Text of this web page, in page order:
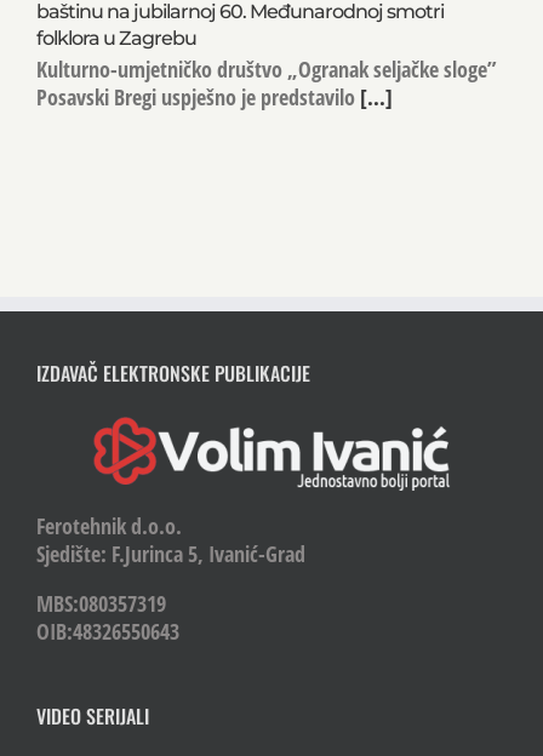
baštinu na jubilarnoj 60. Međunarodnoj smotri
folklora u Zagrebu
Kulturno-umjetničko društvo „Ogranak seljačke sloge”
Posavski Bregi uspješno je predstavilo [...]
IZDAVAČ ELEKTRONSKE PUBLIKACIJE
Ferotehnik d.o.o.
Sjedište: F.Jurinca 5, Ivanić-Grad
MBS:080357319
OIB:48326550643
VIDEO SERIJALI